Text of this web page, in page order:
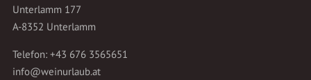
Unterlamm 177
A-8352 Unterlamm
Telefon:+43 676 3565651
info@weinurlaub.at